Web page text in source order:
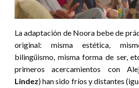
La adaptación de Noora bebe de
original: misma estética,
bilingüismo, misma forma de ser,
primeros acercamientos con
Lindez) han sido fríos y distantes